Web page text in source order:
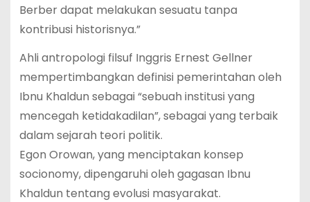
Berber dapat melakukan sesuatu tanpa
kontribusi historisnya.”
Ahli antropologi filsuf Inggris Ernest Gellner
mempertimbangkan definisi pemerintahan oleh
Ibnu Khaldun sebagai “sebuah institusi yang
mencegah ketidakadilan”, sebagai yang terbaik
dalam sejarah teori politik.
Egon Orowan, yang menciptakan konsep
socionomy, dipengaruhi oleh gagasan Ibnu
Khaldun tentang evolusi masyarakat.